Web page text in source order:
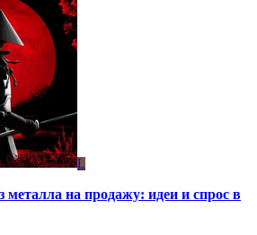
L
металла на продажу: идеи и спрос в